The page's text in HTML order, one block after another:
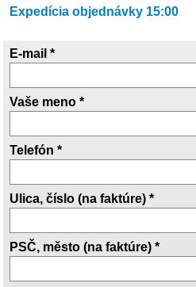
E-mail *
Vaše meno *
Telefón *
Ulica, číslo (na faktúre) *
PSČ, město (na faktúre) *
Expedícia objednávky 15:00